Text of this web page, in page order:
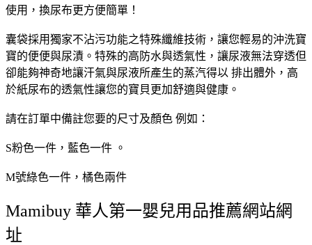
使用，換尿布更方便簡單！
囊袋採用獨家不沾污功能之特殊纖維技術，讓您輕易的沖洗寶
寶的便便與尿漬。特殊的高防水與透氣性，讓尿液無法穿透但
卻能夠神奇地讓汗氣與尿液所產生的蒸汽得以 排出體外，高
於紙尿布的透氣性讓您的寶貝更加舒適與健康。
請在訂單中備註您要的尺寸及顏色 例如：
S粉色一件，藍色一件 。
M號綠色一件，橘色兩件
Mamibuy 華人第一嬰兒用品推薦網站網
址